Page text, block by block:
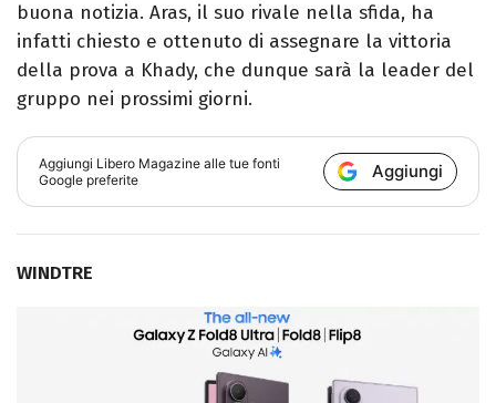
buona notizia. Aras, il suo rivale nella sfida, ha
infatti chiesto e ottenuto di assegnare la vittoria
della prova a Khady, che dunque sarà la leader del
gruppo nei prossimi giorni.
Aggiungi Libero Magazine alle tue fonti
Google preferite
Aggiungi
WINDTRE